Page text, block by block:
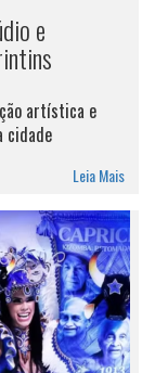
e
artística e
cidade
Leia Mais